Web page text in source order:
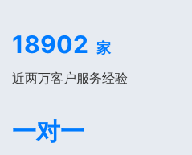
18902 家
近两万客户服务经验
一对一